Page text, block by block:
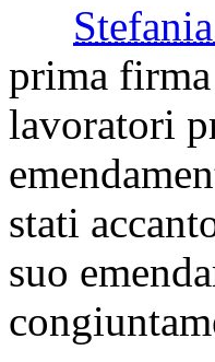
prima
lavoratori
stati
suo